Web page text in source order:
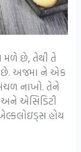
છે, તેથી તે
છે. અજમા ને એક
નાખો. તેને
અને એસિડિટી
હોય